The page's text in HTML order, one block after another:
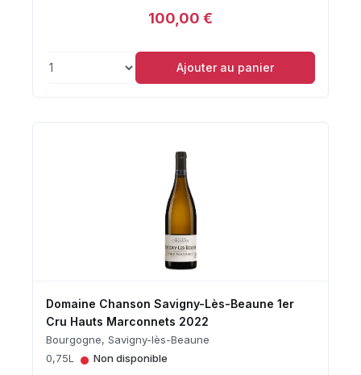
100,00 €
Ajouter au panier
Domaine Chanson Savigny-Lès-Beaune 1er
Cru Hauts Marconnets 2022
Bourgogne, Savigny-lès-Beaune
0,75L
• Non disponible